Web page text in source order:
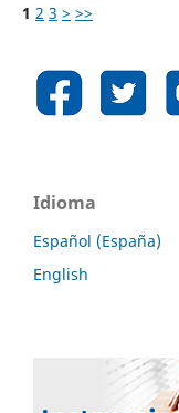
1 2 3 > >>
Idioma
Español (España)
English